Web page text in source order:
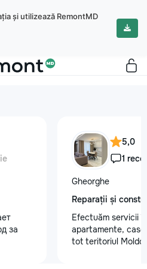
și utilizează RemontMD
за
5,0
1
Gheorghe
Reparații și
Efectuăm servicii
apartamente,
tot teritoriul